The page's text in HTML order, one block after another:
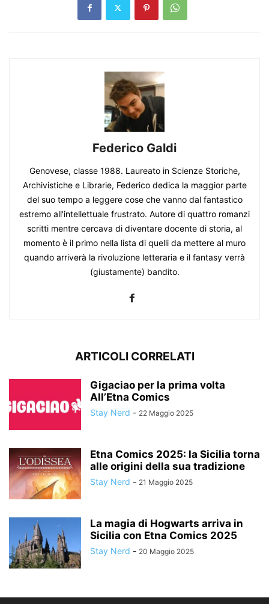
Federico Galdi
Genovese, classe 1988. Laureato in Scienze Storiche,
Archivistiche e Librarie, Federico dedica la maggior parte
del suo tempo a leggere cose che vanno dal fantastico
estremo all'intellettuale frustrato. Autore di quattro romanzi
scritti mentre cercava di diventare docente di storia, al
momento è il primo nella lista di quelli da mettere al muro
quando arriverà la rivoluzione letteraria e il fantasy verrà
(giustamente) bandito.
ARTICOLI CORRELATI
Gigaciao per la prima volta
All’Etna Comics
Stay Nerd - 22 Maggio 2025
Etna Comics 2025: la Sicilia torna
alle origini della sua tradizione
Stay Nerd - 21 Maggio 2025
La magia di Hogwarts arriva in
Sicilia con Etna Comics 2025
Stay Nerd - 20 Maggio 2025